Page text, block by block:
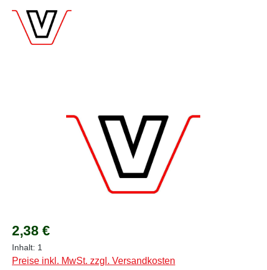
Regulärer Preis:
2,38 €
Inhalt: 1
Preise inkl. MwSt. zzgl. Versandkosten